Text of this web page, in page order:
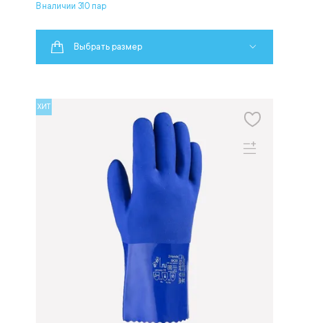
В наличии 310 пар
Выбрать размер
ХИТ